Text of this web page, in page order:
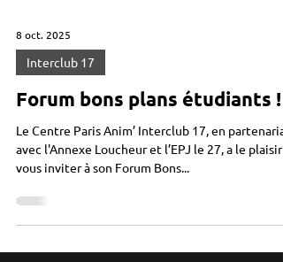
Interclub 17
Forum bons plans étudiants !
Le Centre Paris Anim’ Interclub 17, en partenariat
avec l'Annexe Loucheur et l’EPJ le 27, a le plaisir